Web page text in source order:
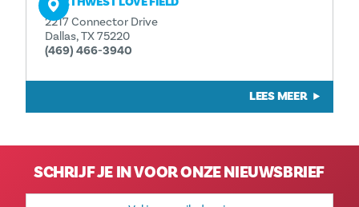
2217 Connector Drive
Dallas, TX 75220
(469) 466-3940
LEES MEER
SCHRIJF JE IN VOOR ONZE NIEUWSBRIEF
E-